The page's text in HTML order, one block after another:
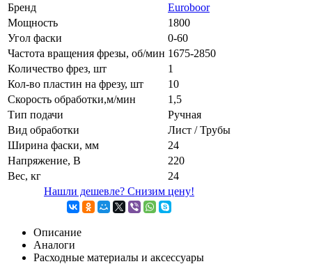
Бренд
Euroboor
Мощность
1800
Угол фаски
0-60
Частота вращения фрезы, об/мин 1675-2850
Количество фрез, шт
1
Кол-во пластин на фрезу, шт
10
Скорость обработки,м/мин
1,5
Тип подачи
Ручная
Вид обработки
Лист / Трубы
Ширина фаски, мм
24
Напряжение, В
220
Вес, кг
24
Нашли дешевле? Снизим цену!
Описание
Аналоги
Расходные материалы и аксессуары